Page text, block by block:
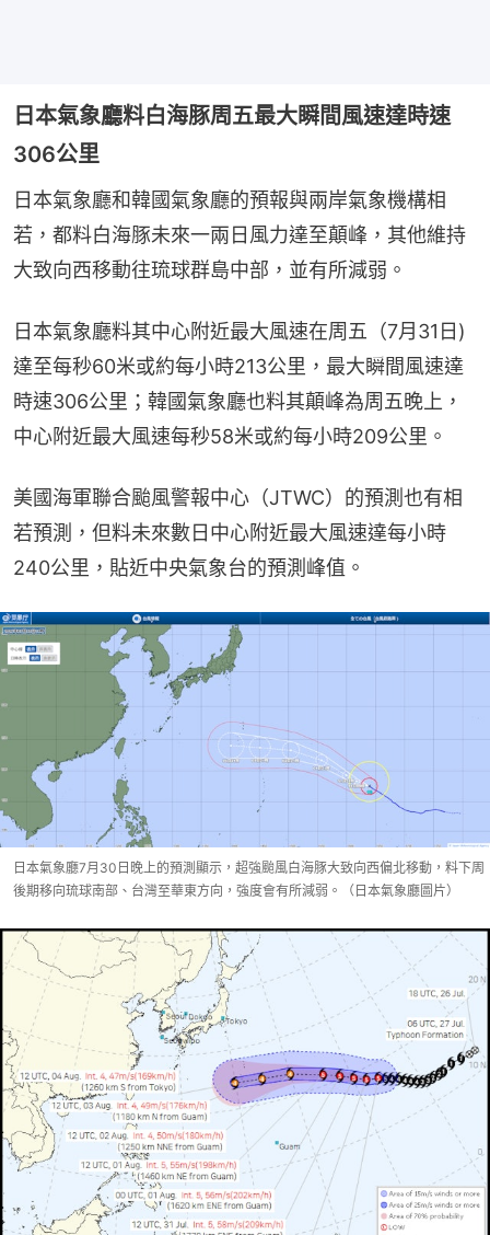
日本氣象廳料白海豚周五最大瞬間風速達時速
306公里
日本氣象廳和韓國氣象廳的預報與兩岸氣象機構相
若，都料白海豚未來一兩日風力達至顛峰，其他維持
大致向西移動往琉球群島中部，並有所減弱。
日本氣象廳料其中心附近最大風速在周五（7月31日)
達至每秒60米或約每小時213公里，最大瞬間風速達
時速306公里；韓國氣象廳也料其顛峰為周五晚上，
中心附近最大風速每秒58米或約每小時209公里。
美國海軍聯合颱風警報中心（JTWC）的預測也有相
若預測，但料未來數日中心附近最大風速達每小時
240公里，貼近中央氣象台的預測峰值。
日本氣象廳7月30日晚上的預測顯示，超強颱風白海豚大致向西偏北移動，料下周
後期移向琉球南部、台灣至華東方向，強度會有所減弱。（日本氣象廳圖片）